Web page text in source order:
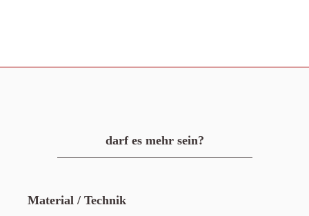
darf es mehr sein?
Material / Technik